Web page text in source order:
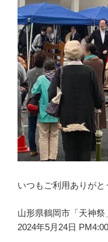
いつもご利用ありがと
山形県鶴岡市「天神祭
2024年5月24日